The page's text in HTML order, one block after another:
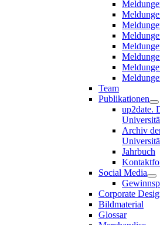
Team
Publikationen
up2date.
Archiv
Jahrbuch
Social Media
Corporate
Bildmaterial
Glossar